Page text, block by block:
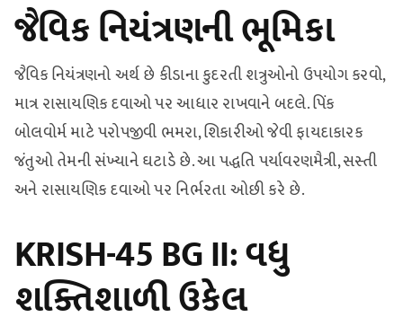
જૈવિક નિયંત્રણની ભૂમિકા
જૈવિક નિયંત્રણનો અર્થ છે કીડાના કુદરતી શત્રુઓનો ઉપયોગ કરવો,
માત્ર રાસાયણિક દવાઓ પર આધાર રાખવાને બદલે. પિંક
બોલવોર્મ માટે પરોપજીવી ભમરા, શિકારીઓ જેવી ફાયદાકારક
જંતુઓ તેમની સંખ્યાને ઘટાડે છે. આ પદ્ધતિ પર્યાવરણમૈત્રી, સસ્તી
અને રાસાયણિક દવાઓ પર નિર્ભરતા ઓછી કરે છે.
KRISH-45 BG II: વધુ
શક્તિશાળી ઉકેલ